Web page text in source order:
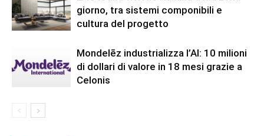
giorno, tra sistemi componibili e
cultura del progetto
Mondelēz industrializza l’AI: 10 milioni
di dollari di valore in 18 mesi grazie a
Celonis